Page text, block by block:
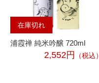
在庫切れ
浦霞禅 純米吟醸 720ml
2,552円 （税込）